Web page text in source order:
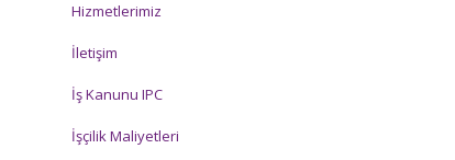
Hizmetlerimiz
İletişim
İş Kanunu IPC
İşçilik Maliyetleri